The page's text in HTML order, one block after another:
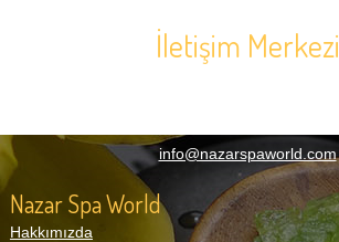
İletişim Merkezi
info@nazarspaworld.com
Nazar Spa World
Hakkımızda